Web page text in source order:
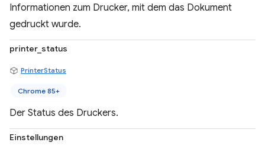
Informationen zum Drucker, mit dem das Dokument
gedruckt wurde.
printer_status
PrinterStatus
Chrome 85+
Der Status des Druckers.
Einstellungen